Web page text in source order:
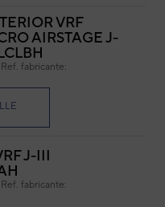
VRF
AIRSTAGE J-
Ref. fabricante:
J-III
Ref. fabricante: